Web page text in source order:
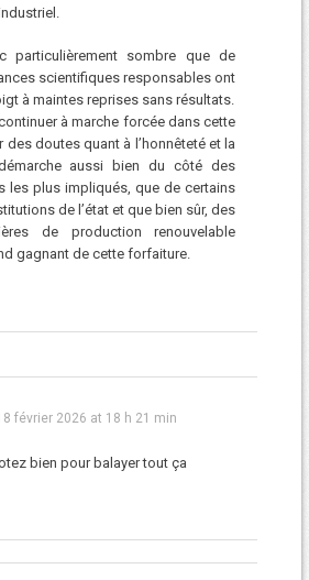
particulièrement sombre que de
scientifiques responsables ont
à maintes reprises sans résultats.
à marche forcée dans cette
des doutes quant à l’honnêteté et la
aussi bien du côté des
les plus impliqués, que de certains
de l’état et que bien sûr, des
de production renouvelable
gagnant de cette forfaiture.
février 2026 at 18 h 21 min
bien pour balayer tout ça